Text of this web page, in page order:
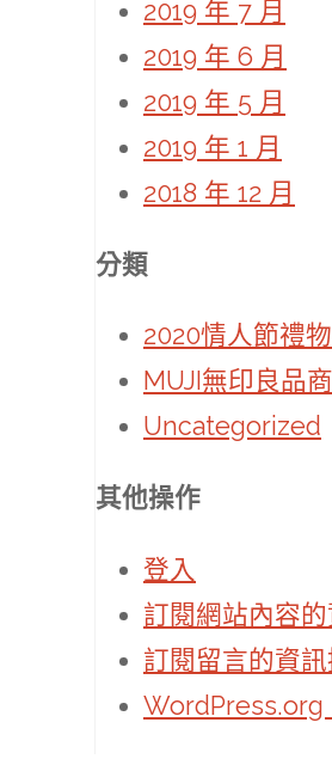
2019 年 7 月
2019 年 6 月
2019 年 5 月
2019 年 1 月
2018 年 12 月
分類
2020情人節禮
MUJI無印良品
Uncategorized
其他操作
登入
訂閱網站內容
訂閱留言的資
WordPress.org